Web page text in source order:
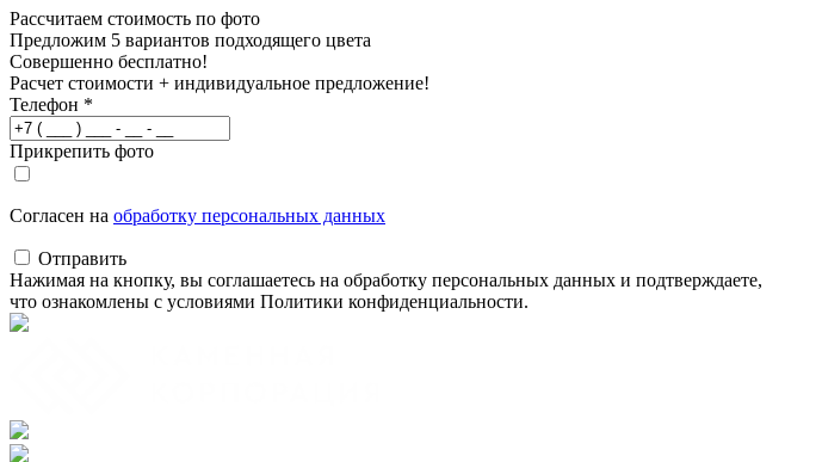
Рассчитаем стоимость по фото
Предложим 5 вариантов подходящего цвета
Совершенно бесплатно!
Расчет стоимости + индивидуальное предложение!
Телефон *
Прикрепить фото
Согласен на обработку персональных данных
Отправить
Нажимая на кнопку, вы соглашаетесь на обработку персональных данных и подтверждаете,
что ознакомлены с условиями Политики конфиденциальности.